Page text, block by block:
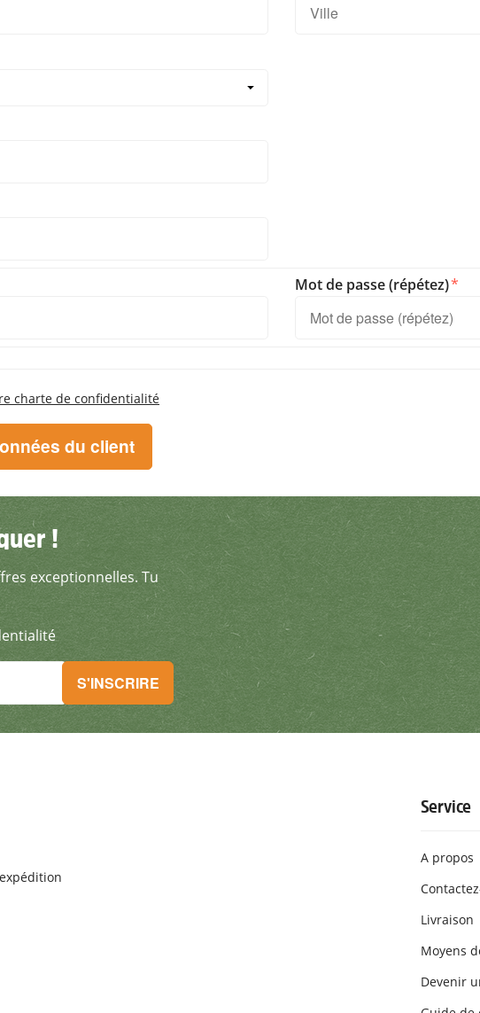
Mot de passe (répétez)
charte de confidentialité
!
& reçois des offres
!
exceptionnelles. Tu
!
exceptionnelles. Tu peux te désinscrire à tout moment. S'INSCRIRE
S'INSCRIRE
Service
A propos
Livraison
Moyens
Devenir